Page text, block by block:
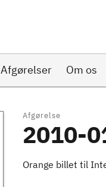
Afgørelser Om os
Afgørelse
2010-
Orange billet til